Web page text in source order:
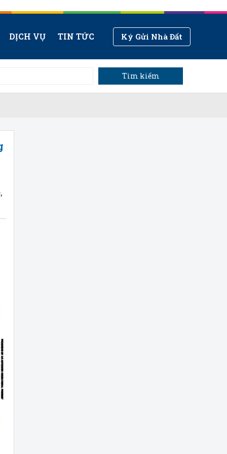
DỊCH VỤ TIN TỨC Ký Gửi Nhà Đất
Tìm kiếm